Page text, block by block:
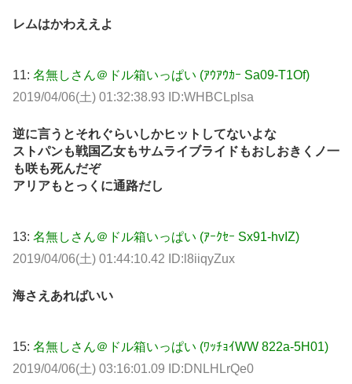
レムはかわええよ
11: 名無しさん＠ドル箱いっぱい (ｱｳｱｳｶｰ Sa09-T1Of)
2019/04/06(土) 01:32:38.93 ID:WHBCLplsa
逆に言うとそれぐらいしかヒットしてないよな
ストパンも戦国乙女もサムライブライドもおしおきくノ一
も咲も死んだぞ
アリアもとっくに通路だし
13: 名無しさん＠ドル箱いっぱい (ｱｰｸｾｰ Sx91-hvIZ)
2019/04/06(土) 01:44:10.42 ID:l8iiqyZux
海さえあればいい
15: 名無しさん＠ドル箱いっぱい (ﾜｯﾁｮｲWW 822a-5H01)
2019/04/06(土) 03:16:01.09 ID:DNLHLrQe0